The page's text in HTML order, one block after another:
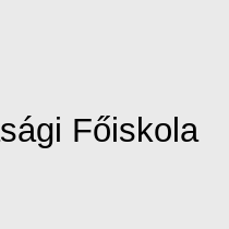
Főiskola